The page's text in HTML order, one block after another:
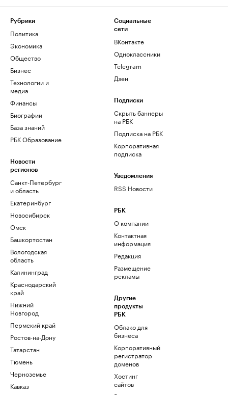
Рубрики
Политика
Экономика
Общество
Бизнес
Технологии и
медиа
Финансы
Биографии
База знаний
РБК Образование
Новости
регионов
Санкт-Петербург
и область
Екатеринбург
Новосибирск
Омск
Башкортостан
Вологодская
область
Калининград
Краснодарский
край
Нижний
Новгород
Пермский край
Ростов-на-Дону
Татарстан
Тюмень
Черноземье
Кавказ
Социальные
сети
ВКонтакте
Одноклассники
Telegram
Дзен
Подписки
Скрыть баннеры
на РБК
Подписка на РБК
Корпоративная
подписка
Уведомления
RSS Новости
РБК
О компании
Контактная
информация
Редакция
Размещение
рекламы
Другие
продукты
РБК
Облако для
бизнеса
Корпоративный
регистратор
доменов
Хостинг
сайтов